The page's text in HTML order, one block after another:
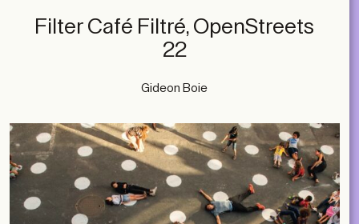
Filter Café Filtré, OpenStreets
22
Gideon Boie